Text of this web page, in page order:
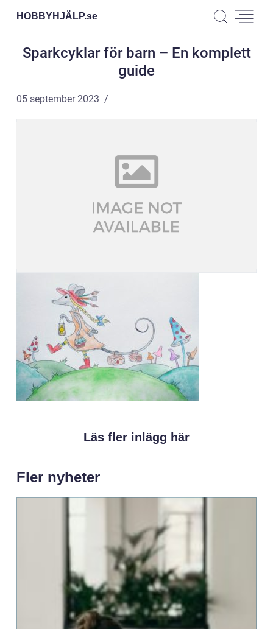
HOBBYHJÄLP.se
Sparkcyklar för barn – En komplett
guide
05 september 2023
Läs fler inlägg här
Fler nyheter